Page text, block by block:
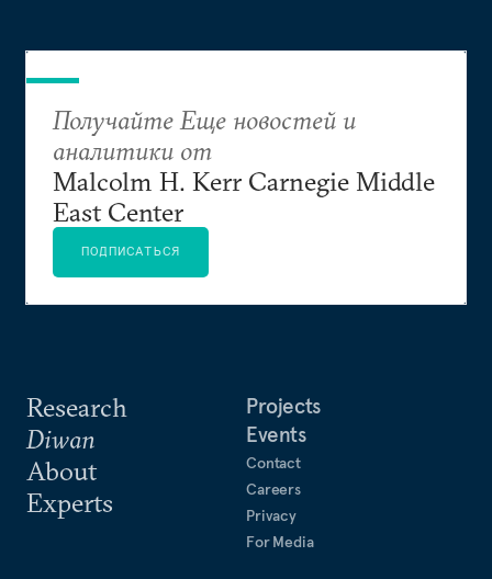
Research
Diwan
About
Experts
Projects
Events
Contact
Careers
Privacy
For Media
Получайте Еще новостей и
аналитики от
Malcolm H. Kerr Carnegie Middle
East Center
ПОДПИСАТЬСЯ